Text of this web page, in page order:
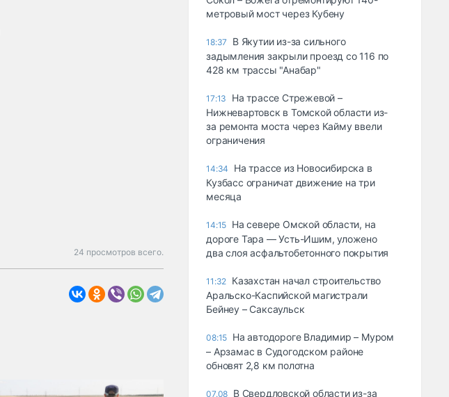
24 просмотров всего.
метровый мост через Кубену
18:37
В Якутии из-за сильного
задымления закрыли проезд со 116 по
428 км трассы "Анабар"
17:13
На трассе Стрежевой –
Нижневартовск в Томской области из-
за ремонта моста через Кайму ввели
ограничения
14:34
На трассе из Новосибирска в
Кузбасс ограничат движение на три
месяца
14:15 На севере Омской области, на
дороге Тара — Усть-Ишим, уложено
два слоя асфальтобетонного покрытия
11:32 Казахстан начал строительство
Аральско-Каспийской магистрали
Бейнеу – Саксаульск
08:15 На автодороге Владимир – Муром
– Арзамас в Судогодском районе
обновят 2,8 км полотна
07.08 В Свердловской области из-за